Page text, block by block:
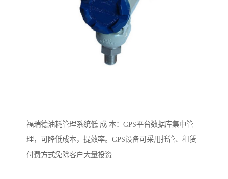
福瑞德油耗管理系统低 成 本：GPS平台数据库集中管
理，可降低成本，提效率。GPS设备可采用托管、租赁
付费方式免除客户大量投资